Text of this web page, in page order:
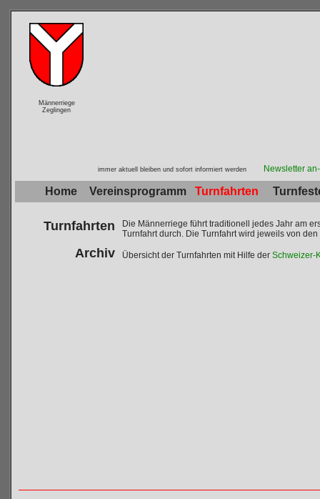
Männerriege
Zeglingen
immer aktuell bleiben und sofort informiert werden Newsletter
Home Vereinsprogramm Turnfahrten
Turnfahrten
Die Männerriege führt traditionell jedes Jahr am
Turnfahrt durch. Die Turnfahrt wird jeweils von
Archiv Übersicht der Turnfahrten mit Hilfe der Schweizer-